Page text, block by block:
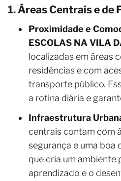
1. Áreas Centrais e de
Proximidade e
ESCOLAS NA VILA
localizadas em áreas
residências e com
transporte público.
a rotina diária e
Infraestrutura
centrais contam com
segurança e uma boa
que cria um ambiente
aprendizado e o